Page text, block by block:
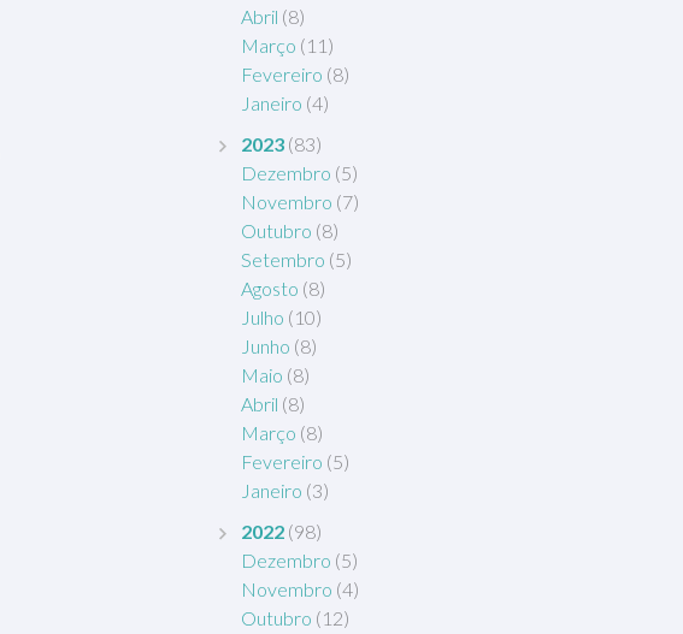
Abril (8)
Março (11)
Fevereiro (8)
Janeiro (4)
2023 (83)
Dezembro (5)
Novembro (7)
Outubro (8)
Setembro (5)
Agosto (8)
Julho (10)
Junho (8)
Maio (8)
Abril (8)
Março (8)
Fevereiro (5)
Janeiro (3)
2022 (98)
Dezembro (5)
Novembro (4)
Outubro (12)